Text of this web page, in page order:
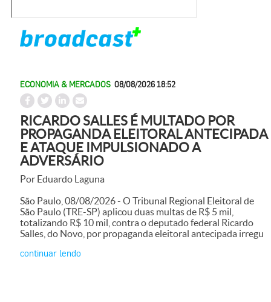
ECONOMIA & MERCADOS 08/08/2026 18:52
RICARDO SALLES É MULTADO POR
PROPAGANDA ELEITORAL ANTECIPADA
E ATAQUE IMPULSIONADO A
ADVERSÁRIO
Por Eduardo Laguna
São Paulo, 08/08/2026 - O Tribunal Regional Eleitoral de
São Paulo (TRE-SP) aplicou duas multas de R$ 5 mil,
totalizando R$ 10 mil, contra o deputado federal Ricardo
Salles, do Novo, por propaganda eleitoral antecipada irregu
continuar lendo